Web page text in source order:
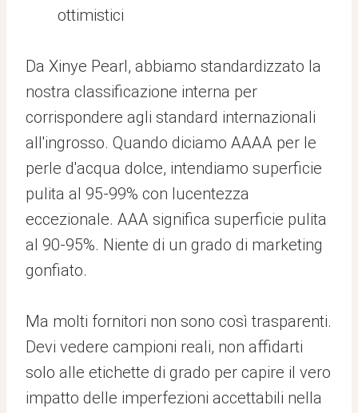
ottimistici
Da Xinye Pearl, abbiamo standardizzato la
nostra classificazione interna per
corrispondere agli standard internazionali
all'ingrosso. Quando diciamo AAAA per le
perle d'acqua dolce, intendiamo superficie
pulita al 95-99% con lucentezza
eccezionale. AAA significa superficie pulita
al 90-95%. Niente di un grado di marketing
gonfiato.
Ma molti fornitori non sono così trasparenti.
Devi vedere campioni reali, non affidarti
solo alle etichette di grado per capire il vero
impatto delle imperfezioni accettabili nella